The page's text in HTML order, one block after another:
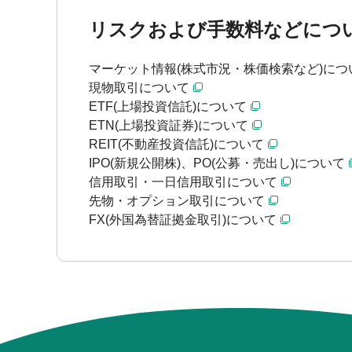
リスクおよび手数料などにつ
マーケット情報(株式市況・株価検索など)につ
現物取引について
ETF(上場投資信託)について
ETN(上場投資証券)について
REIT(不動産投資信託)について
IPO(新規公開株)、PO(公募・売出し)について
信用取引・一日信用取引について
先物・オプション取引について
FX(外国為替証拠金取引)について